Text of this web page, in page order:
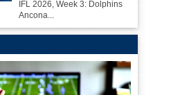
IFL 2026, Week 3: Dolphins
Ancona...